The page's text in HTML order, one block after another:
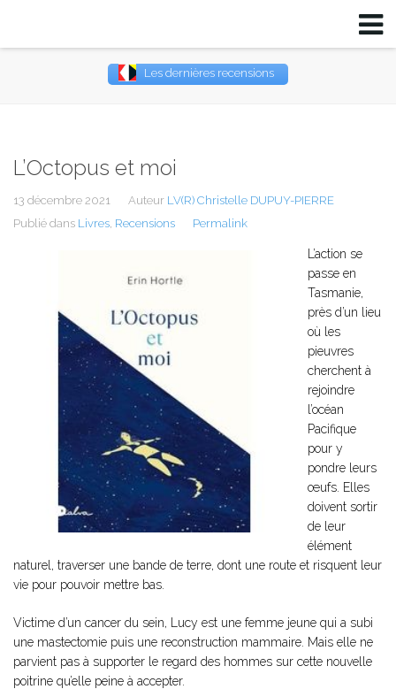
Les dernières recensions
L’Octopus et moi
13 décembre 2021 Auteur LV(R) Christelle DUPUY-PIERRE
Publié dans Livres Recensions Permalink
L’action se
passe en
Tasmanie,
près d’un lieu
où les
pieuvres
cherchent à
rejoindre
l’océan
Pacifique
pour y
pondre leurs
œufs. Elles
doivent sortir
de leur
élément
naturel, traverser une bande de terre, dont une route et risquent leur
vie pour pouvoir mettre bas.
Victime d’un cancer du sein, Lucy est une femme jeune qui a subi
une mastectomie puis une reconstruction mammaire. Mais elle ne
parvient pas à supporter le regard des hommes sur cette nouvelle
poitrine qu’elle peine à accepter.